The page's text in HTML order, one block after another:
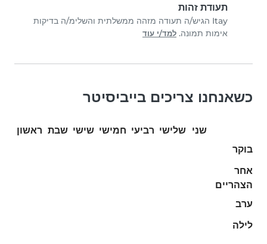
תעודת זהות
Itay הגיש/ה תעודה מזהה ממשלתית והשלימ/ה בדיקות
אימות תמונה. למד/י עוד
כשאנחנו צריכים בייביסיטר
שני שלישי רביעי חמישי שישי שבת ראשון
בוקר
אחר
הצהריים
ערב
לילה